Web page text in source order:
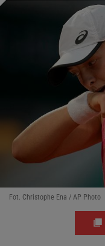
Fot. Christophe Ena / AP Photo